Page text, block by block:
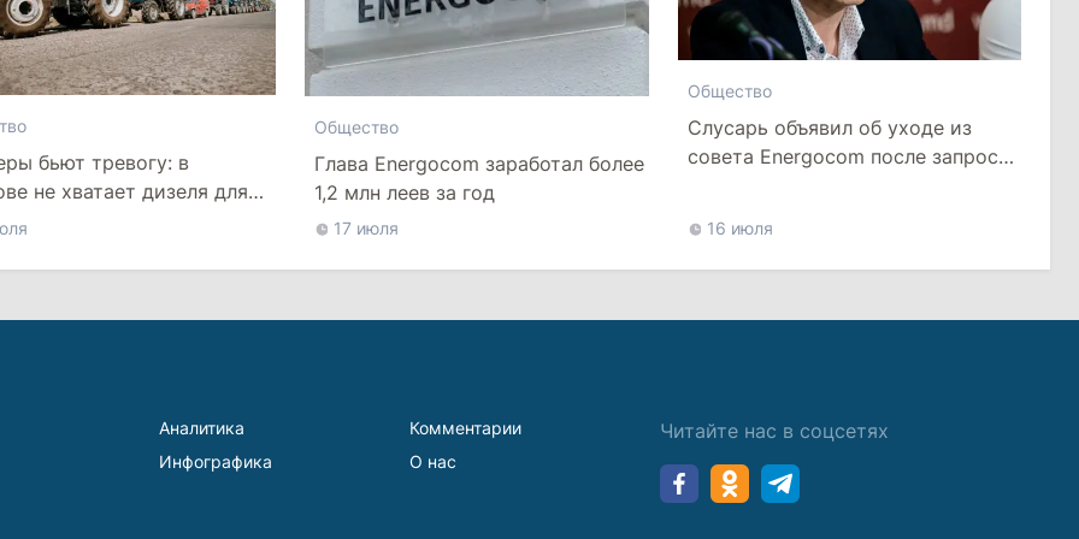
бьют тревогу: в
не хватает дизеля для
работ
Общество
Глава Energocom заработал более
1,2 млн леев за год
17 июля
Общество
Слусарь объявил об уходе из
совета Energocom после запроса
16 июля
Аналитика
Комментарии
Инфографика О нас
Читайте нас в соцсетях